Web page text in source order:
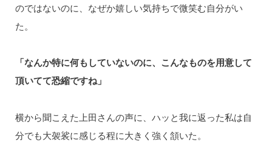
のではないのに、なぜか嬉しい気持ちで微笑む自分がい
た。
「なんか特に何もしていないのに、こんなものを用意して
頂いてて恐縮ですね」
横から聞こえた上田さんの声に、ハッと我に返った私は自
分でも大袈裟に感じる程に大きく強く頷いた。